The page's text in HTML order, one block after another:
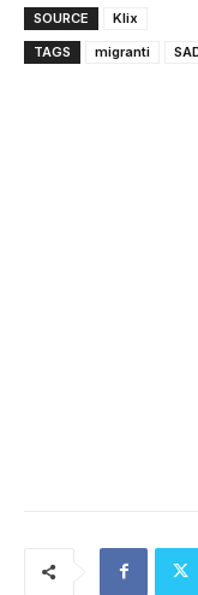
SOURCE
Klix
TAGS
migranti